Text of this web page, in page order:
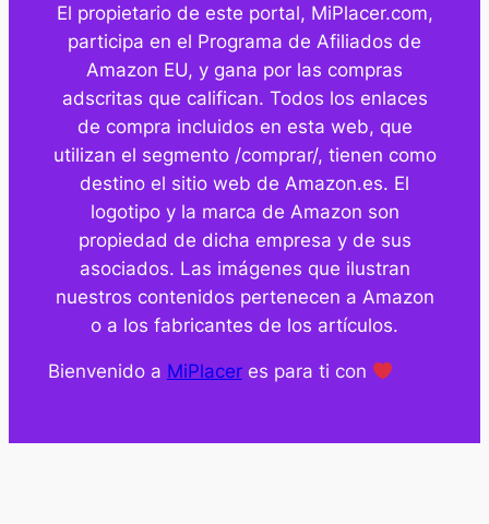
El propietario de este portal, MiPlacer.com,
participa en el Programa de Afiliados de
Amazon EU, y gana por las compras
adscritas que califican. Todos los enlaces
de compra incluidos en esta web, que
utilizan el segmento /comprar/, tienen como
destino el sitio web de Amazon.es. El
logotipo y la marca de Amazon son
propiedad de dicha empresa y de sus
asociados. Las imágenes que ilustran
nuestros contenidos pertenecen a Amazon
o a los fabricantes de los artículos.
Bienvenido a MiPlaceres para ti con